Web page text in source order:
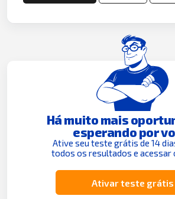
Há muito mais
esperando por
Ative seu teste grátis de 14
todos os resultados e acessar
Ativar teste grátis